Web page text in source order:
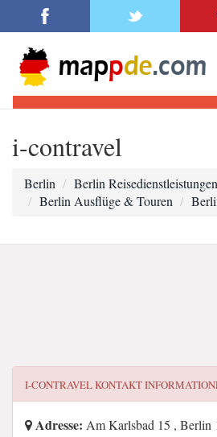
i-contravel
Berlin
Berlin Reisedienstleistungen
Berlin Ausflüge & Touren
I-CONTRAVELKONTAKT
Adresse: Am Karlsbad 15 , Berlin